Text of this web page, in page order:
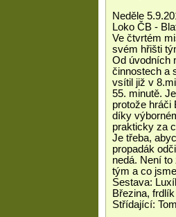
Neděle
Loko ČB -
Ve čtvrtém
svém hřišti
Od úvodních
činnostech a
vsítil již v
55. minutě.
protože hráči
díky
prakticky za
Je třeba,
propadák
nedá. Není
tým a co
Sestava:
Březina,
Střídající: